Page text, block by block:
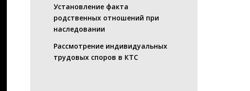
Установление факта
родственных отношений при
наследовании
Рассмотрение индивидуальных
трудовых споров в КТС